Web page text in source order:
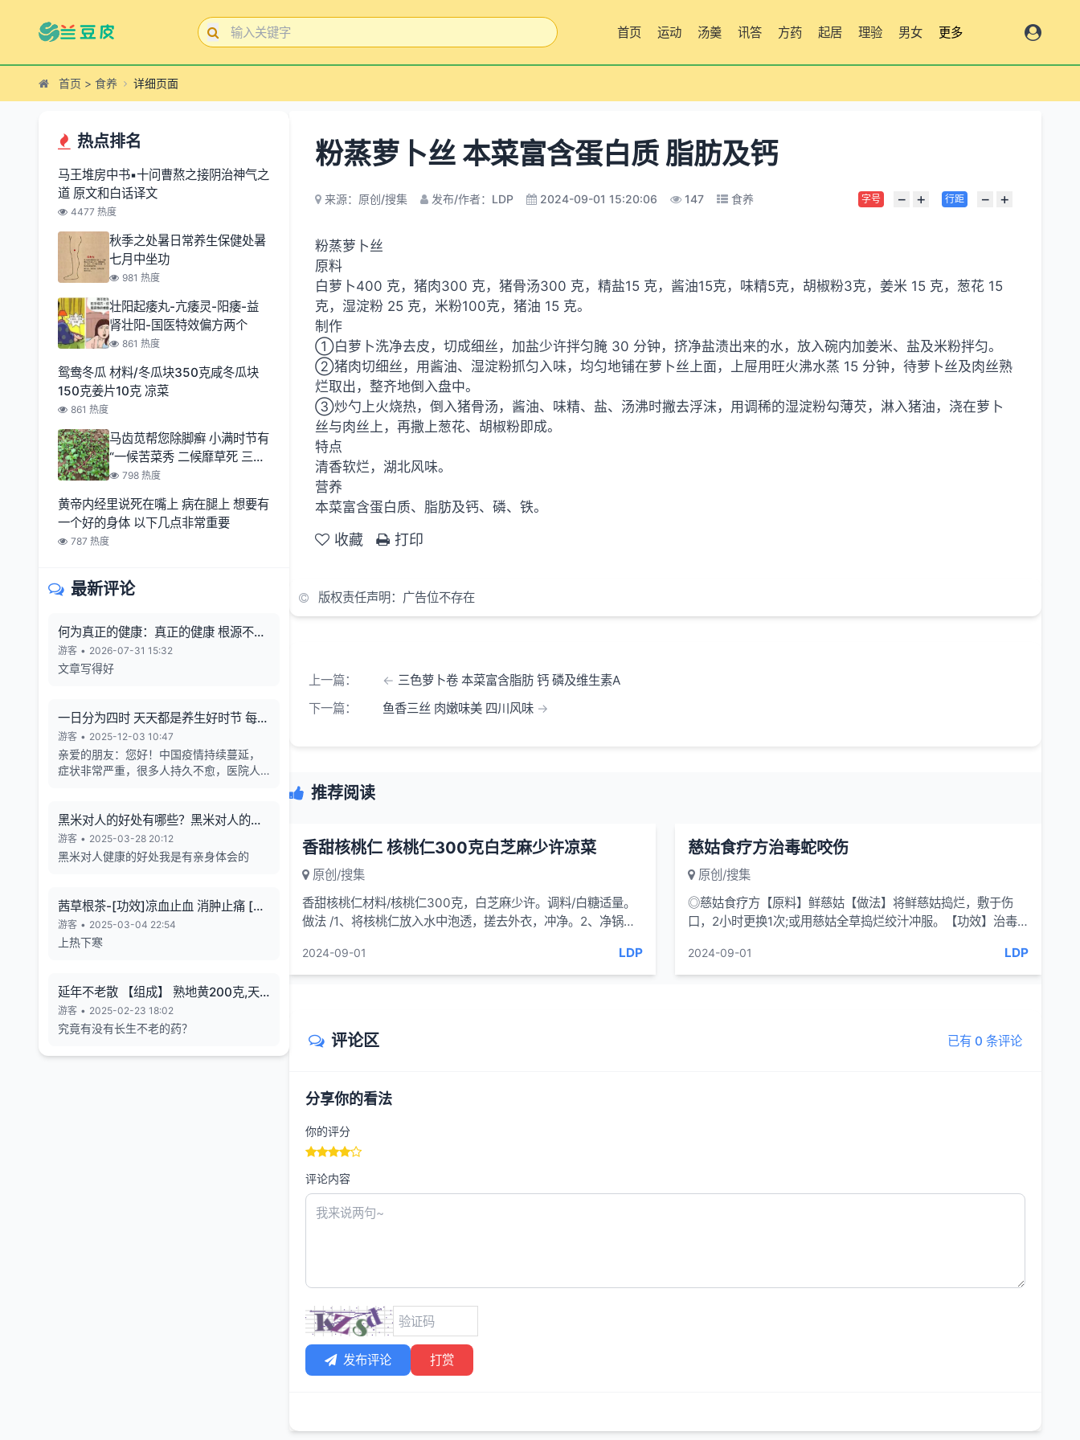
首页 运动 汤羹 讯答 方药 起居 理验 男女 更多
首页 > 食养 详细页面
热点排名
马王堆房中书▪十问曹熬之接阴治神气之
道 原文和白话译文
4477 热度
秋季之处暑日常养生保健处暑
七月中坐功
981 热度
壮阳起痿丸-亢痿灵-阳痿-益
肾壮阳-国医特效偏方两个
861 热度
鸳鸯冬瓜 材料/冬瓜块350克咸冬瓜块
150克姜片10克 凉菜
861 热度
马齿苋帮您除脚癣 小满时节有
“一候苦菜秀 二候靡草死 三候
麦秋至
798 热度
黄帝内经里说死在嘴上 病在腿上 想要有
一个好的身体 以下几点非常重要
787 热度
最新评论
何为真正的健康：真正的健康 根源不在
向外寻觅
游客 • 2026-07-31 15:32
文章写得好
一日分为四时 天天都是养生好时节 每一
天的养生也有4个最关键的时段
游客 • 2025-12-03 10:47
亲爱的朋友：您好！中国疫情持续蔓延，
症状非常严重，很多人持久不愈，医院人
气异象频发。古今中外的预言也说了这几
年人类有大灾难，如刘伯温在预言中说 "贫
者一万留一千，富者一万留二三”,“贫富若
不回心转，看看死期到眼前”, 预言中也告诉
躲过末劫中的劫难，有个美好的未来，请
您务必打开下方网址认真了解，内有躲避
瘟疫保平安的方法。网址1：
bitly.net/55dd55 网址2：
黑米对人的好处有哪些？黑米对人的长
寿有帮助
游客 • 2025-03-28 20:12
黑米对人健康的好处我是有亲身体会的
茜草根茶-[功效]凉血止血 消肿止痛 [治
疗] 小儿流行性腮腺炎-一味妙方
游客 • 2025-03-04 22:54
上热下寒
延年不老散 【组成】 熟地黄200克,天
冬180克 五味子60 克
游客 • 2025-02-23 18:02
究竟有没有长生不老的药？
粉蒸萝卜丝 本菜富含蛋白质 脂肪及钙
来源：原创/搜集 发布/作者：LDP 2024-09-01 15:20:06 147 食养 字号 − + 行距 − +
粉蒸萝卜丝
原料
白萝卜400 克，猪肉300 克，猪骨汤300 克，精盐15 克，酱油15克，味精5克，胡椒粉3克，姜米 15 克，葱花 15
克，湿淀粉 25 克，米粉100克，猪油 15 克。
制作
①白萝卜洗净去皮，切成细丝，加盐少许拌匀腌 30 分钟，挤净盐渍出来的水，放入碗内加姜米、盐及米粉拌匀。
②猪肉切细丝，用酱油、湿淀粉抓匀入味，均匀地铺在萝卜丝上面，上屉用旺火沸水蒸 15 分钟，待萝卜丝及肉丝熟
烂取出，整齐地倒入盘中。
③炒勺上火烧热，倒入猪骨汤，酱油、味精、盐、汤沸时撇去浮沫，用调稀的湿淀粉勾薄芡，淋入猪油，浇在萝卜
丝与肉丝上，再撒上葱花、胡椒粉即成。
特点
清香软烂，湖北风味。
营养
本菜富含蛋白质、脂肪及钙、磷、铁。
收藏 打印
版权责任声明：广告位不存在
上一篇：
三色萝卜卷 本菜富含脂肪 钙 磷及维生素A
下一篇：
鱼香三丝 肉嫩味美 四川风味
推荐阅读
香甜核桃仁 核桃仁300克白芝麻少许凉菜
原创/搜集
香甜核桃仁材料/核桃仁300克，白芝麻少许。调料/白糖适量。
做法 /1、将核桃仁放入水中泡透，搓去外衣，冲净。2、净锅倒
2024-09-01 LDP
慈姑食疗方治毒蛇咬伤
原创/搜集
◎慈姑食疗方【原料】鲜慈姑【做法】将鲜慈姑捣烂，敷于伤
口，2小时更换1次;或用慈姑全草捣烂绞汁冲服。【功效】治毒
2024-09-01 LDP
评论区 已有 0 条评论
分享你的看法
你的评分
评论内容
发布评论 打赏